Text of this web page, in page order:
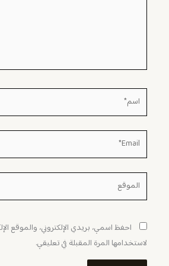
اسم*
Email*
الموقع
احفظ اسمي، بريدي الإلكتروني، والموقع
لاستخدامها المرة المقبلة في تعليقي.